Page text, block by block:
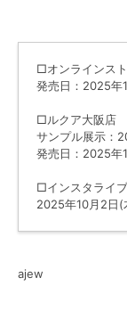
□オンラインス
発売日：2025年
□ルクア大阪店
サンプル展示：
発売日：2025年
□インスタライブ
2025年10月2日(
ajew